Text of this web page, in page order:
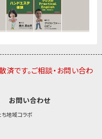
です。ご相談・お問い合わ
お問い合わせ
地域コラボ